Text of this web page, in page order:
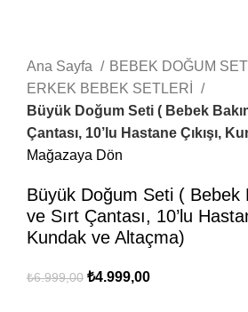
Ana Sayfa
BEBEK DOĞUM
ERKEK BEBEK SETLERİ
Büyük Doğum Seti ( Bebek
Çantası, 10’lu Hastane Çıkışı,
Mağazaya Dön
Büyük Doğum Seti ( Bebek
ve Sırt Çantası, 10’lu
Kundak ve Altaçma)
₺6.999,00 ₺4.999,00